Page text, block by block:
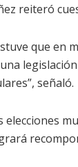
reiteró
que en
señaló.
elecciones